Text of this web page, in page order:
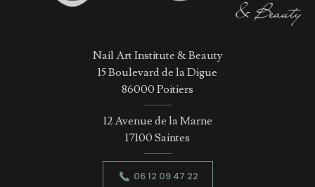
Nail Art Institute & Beauty
15 Boulevard de la Digue
86000 Poitiers
12 Avenue de la Marne
17100 Saintes
06 12 09 47 22